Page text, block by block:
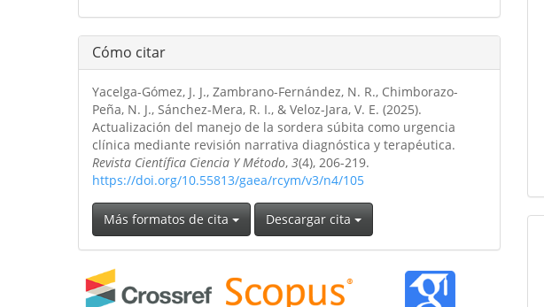
Cómo citar
Yacelga-Gómez, J. J., Zambrano-Fernández, N. R., Chimborazo-
Peña, N. J., Sánchez-Mera, R. I., & Veloz-Jara, V. E. (2025).
Actualización del manejo de la sordera súbita como urgencia
clínica mediante revisión narrativa diagnóstica y terapéutica.
Revista Científica Ciencia Y Método,3(4), 206-219.
https://doi.org/10.55813/gaea/rcym/v3/n4/105
Más formatos de cita Descargar cita